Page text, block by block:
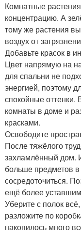
Комнатные
концентрацию. А
тому же растения
воздух от
Добавьте красок в
Цвет напрямую на
для спальни не
энергией, поэтому
спокойные оттенки.
комнаты в доме и
красками.
Освободите
После тяжёлого
захламлённый дом.
больше предметов
сосредоточиться.
ещё более
Уберите с полок
разложите по
накопилось много